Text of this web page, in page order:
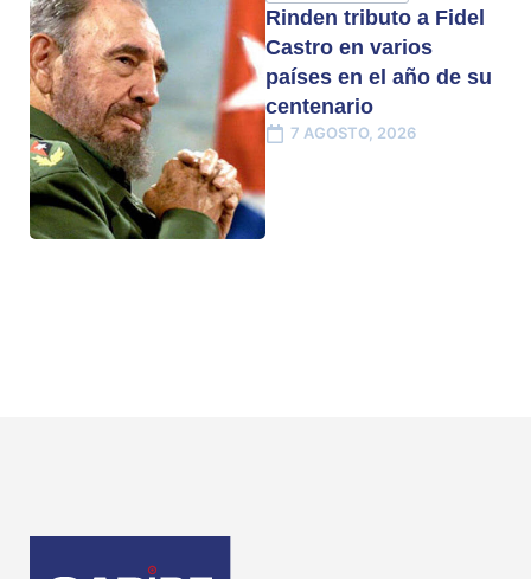
Rinden tributo a Fidel
Castro en varios
países en el año de su
centenario
7 AGOSTO, 2026